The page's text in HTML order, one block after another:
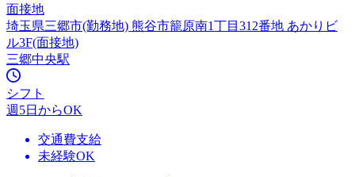
面接地
埼玉県三郷市(勤務地) 熊谷市籠原南1丁目312番地 あかりビ
ル3F(面接地)
三郷中央駅
シフト
週5日からOK
交通費支給
未経験OK